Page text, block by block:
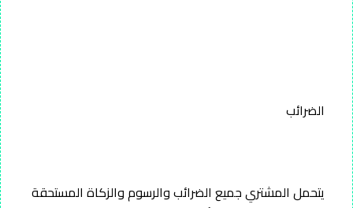
الضرائب
يتحمل المشتري جميع الضرائب والرسوم والزكاة المستحقة